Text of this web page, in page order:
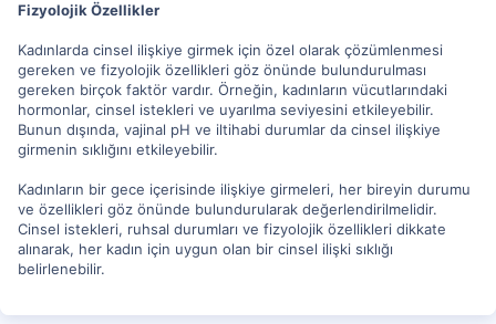
Fizyolojik Özellikler
Kadınlarda cinsel ilişkiye girmek için özel olarak çözümlenmesi
gereken ve fizyolojik özellikleri göz önünde bulundurulması
gereken birçok faktör vardır. Örneğin, kadınların vücutlarındaki
hormonlar, cinsel istekleri ve uyarılma seviyesini etkileyebilir.
Bunun dışında, vajinal pH ve iltihabi durumlar da cinsel ilişkiye
girmenin sıklığını etkileyebilir.
Kadınların bir gece içerisinde ilişkiye girmeleri, her bireyin durumu
ve özellikleri göz önünde bulundurularak değerlendirilmelidir.
Cinsel istekleri, ruhsal durumları ve fizyolojik özellikleri dikkate
alınarak, her kadın için uygun olan bir cinsel ilişki sıklığı
belirlenebilir.